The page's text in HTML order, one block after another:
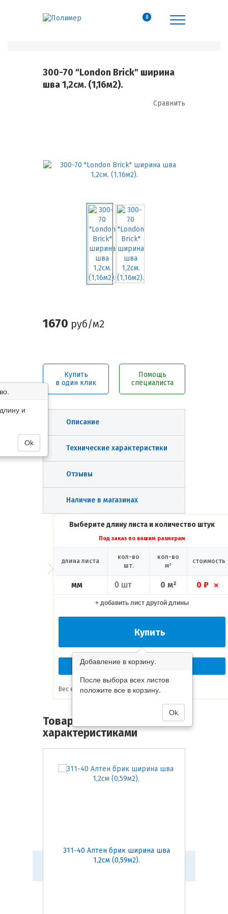
0
300-70 "London Brick" ширина
шва 1,2см. (1,16м2).
Сравнить
1670 руб/м2
Купить
в один клик
Помощь
специалиста
Описание
Технические характеристики
Отзывы
Наличие в магазинах
Выберите длину листа и количество штук
Под заказ по вашим размерам
длина листа
кол-во
шт.
кол-во
м²
стоимость
мм 0 м² 0 ₽ ×
и
Ok
+ добавить лист другой длины
Купить
Добавление в корзину.
После выбора всех листов
положите все в корзину.
Ok
Перезвоните мне сейчас!
Вес единицы товара:21.1 кг
Товары со схожими
характеристиками
311-40 Алтен брик ширина шва
1,2см (0,59м2).